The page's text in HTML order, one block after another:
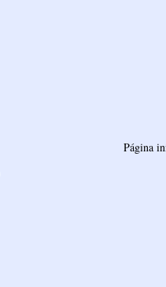
Página